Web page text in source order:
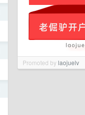
Promoted bylaojuelv